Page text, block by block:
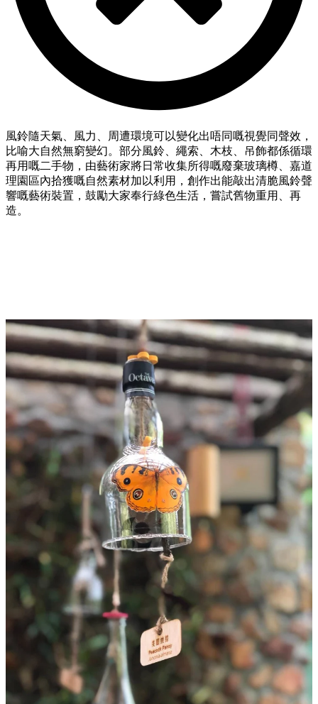
風鈴隨天氣、風力、周遭環境可以變化出唔同嘅視覺同聲效，
比喻大自然無窮變幻。部分風鈴、繩索、木枝、吊飾都係循環
再用嘅二手物，由藝術家將日常收集所得嘅廢棄玻璃樽、嘉道
理園區內拾獲嘅自然素材加以利用，創作出能敲出清脆風鈴聲
響嘅藝術裝置，鼓勵大家奉行綠色生活，嘗試舊物重用、再
造。